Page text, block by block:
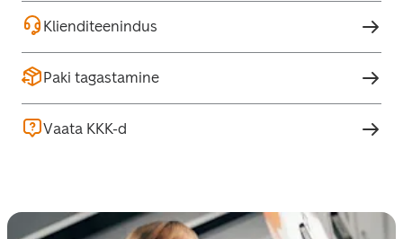
Klienditeenindus
Paki tagastamine
Vaata KKK-d